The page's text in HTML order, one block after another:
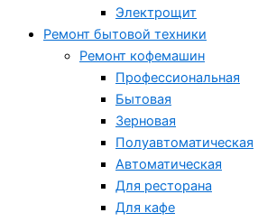
Электрощит
Ремонт бытовой техники
Ремонт кофемашин
Профессиональная
Бытовая
Зерновая
Полуавтоматическая
Автоматическая
Для ресторана
Для кафе